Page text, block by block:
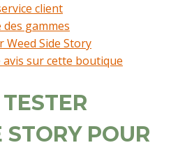
client
gammes
Weed Side Story
sur cette boutique
POUR